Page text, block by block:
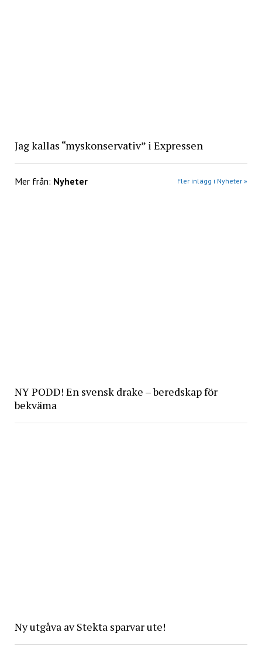
Jag kallas “myskonservativ” i Expressen
Mer från: Nyheter Fler inlägg i Nyheter »
NY PODD! En svensk drake – beredskap för
bekväma
Ny utgåva av Stekta sparvar ute!